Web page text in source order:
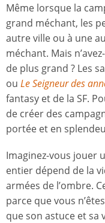
Même lorsque la
grand méchant, les
autre ville ou à une
méchant. Mais
de plus grand ? Les
ou Le Seigneur des
fantasy et de la SF.
de créer des
portée et en
Imaginez-vous jouer
entier dépend de la
armées de l’ombre.
parce que vous
que son astuce et sa